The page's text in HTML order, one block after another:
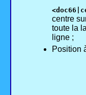
centre
toute la
ligne ;
Position